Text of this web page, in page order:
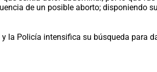
de un posible aborto; disponiendo
la Policía intensifica su búsqueda para